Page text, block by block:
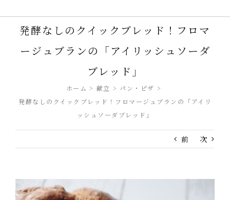
発酵なしのクイックブレッド！フロマ
ージュブランの「アイリッシュソーダ
ブレッド」
ホーム 献立
パン・ピザ
発酵なしのクイックブレッド！フロマージュブランの「アイリ
ッシュソーダブレッド」
前 次